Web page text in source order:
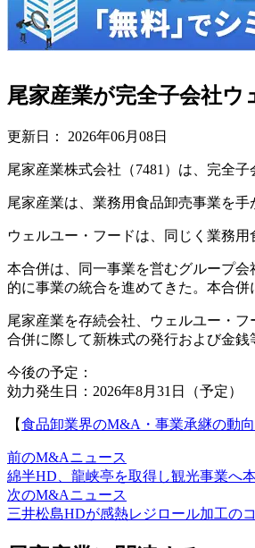
尾家産業が完全子会社
更新日： 2026年06月08日
尾家産業株式会社（7481）は、完全
尾家産業は、業務用食品卸売事業を手
ウェルユー・フードは、同じく業務
本合併は、同一事業を営むグループ
的に事業の統合を進めてきた。本合
尾家産業を存続会社、ウェルユー・
合併に際して新株式の発行および金銭
今後の予定：
効力発生日：2026年8月31日（予定）
【食品卸業界のM&A・事業承継の動
前のM&Aニュース
綿半HD、龍峡亭を取得し観光事業へ
次のM&Aニュース
三井松島HDが感熱レジロール加工の